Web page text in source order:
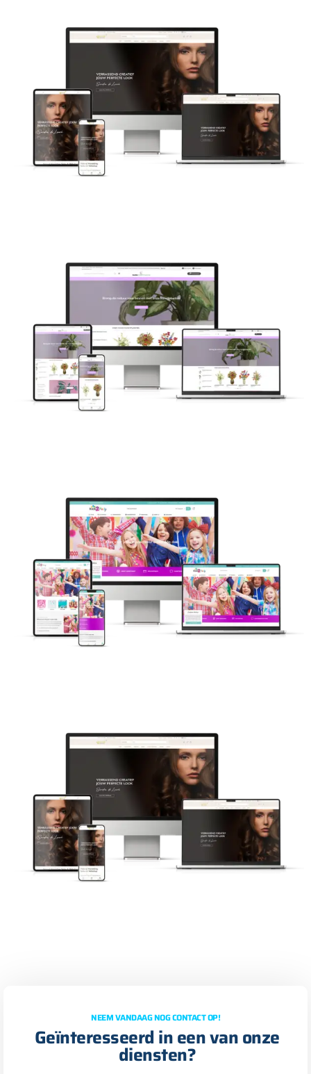
NEEM VANDAAG NOG CONTACT OP!
Geïnteresseerd in een van onze
diensten?